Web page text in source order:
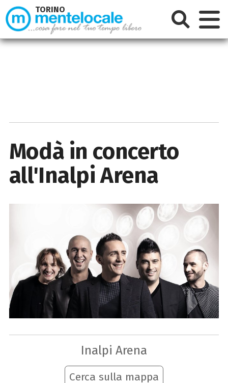
Modà in concerto
all'Inalpi Arena
Inalpi Arena
Cerca sulla mappa
TORINO